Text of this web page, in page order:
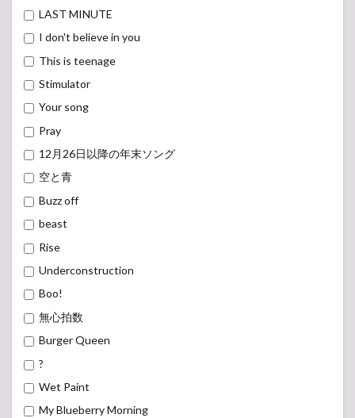
LAST MINUTE
I don't believe in you
This is teenage
Stimulator
Your song
Pray
12月26日以降の年末ソング
空と青
Buzz off
beast
Rise
Underconstruction
Boo!
無心拍数
Burger Queen
?
Wet Paint
My Blueberry Morning